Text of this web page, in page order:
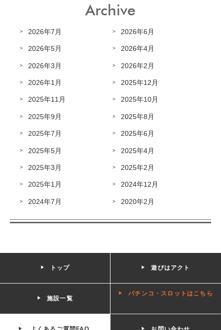
Archive
2026年7月 2026年6月
2026年5月 2026年4月
2026年3月 2026年2月
2026年1月 2025年12月
2025年11月 2025年10月
2025年9月 2025年8月
2025年7月 2025年6月
2025年5月 2025年4月
2025年3月 2025年2月
2025年1月 2024年12月
2024年7月 2020年2月
トップ 遊びはアクト
施設一覧
パチンコ・スロットはこちら